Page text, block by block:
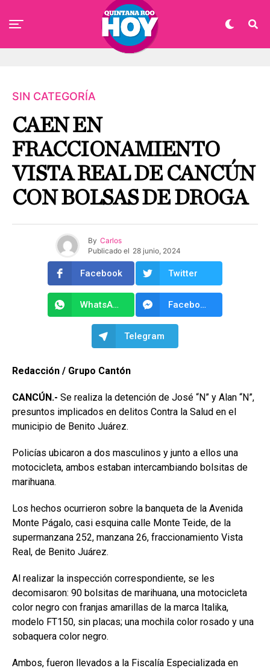
SIN CATEGORÍA
CAEN EN
FRACCIONAMIENTO
VISTA REAL DE CANCÚN
CON BOLSAS DE DROGA
By Carlos
Publicado el 28 junio, 2024
Facebook Twitter
WhatsApp Facebook Messenger
Telegram
Redacción / Grupo Cantón
CANCÚN.- Se realiza la detención de José “N” y Alan “N”,
presuntos implicados en delitos Contra la Salud en el
municipio de Benito Juárez.
Policías ubicaron a dos masculinos y junto a ellos una
motocicleta, ambos estaban intercambiando bolsitas de
marihuana.
Los hechos ocurrieron sobre la banqueta de la Avenida
Monte Págalo, casi esquina calle Monte Teide, de la
supermanzana 252, manzana 26, fraccionamiento Vista
Real, de Benito Juárez.
Al realizar la inspección correspondiente, se les
decomisaron: 90 bolsitas de marihuana, una motocicleta
color negro con franjas amarillas de la marca Italika,
modelo FT150, sin placas; una mochila color rosado y una
sobaquera color negro.
Ambos, fueron llevados a la Fiscalía Especializada en